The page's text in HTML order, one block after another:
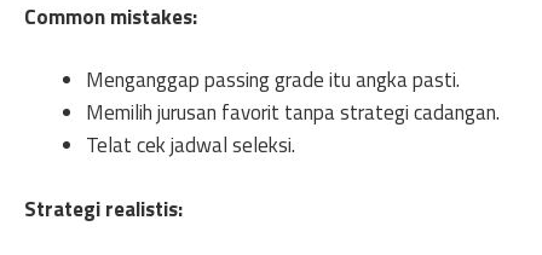
Common mistakes:
Menganggap passing grade itu angka pasti.
Memilih jurusan favorit tanpa strategi cadangan.
Telat cek jadwal seleksi.
Strategi realistis: